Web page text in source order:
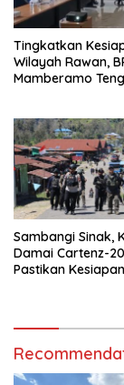
Tingkatkan
Wilayah Rawan,
Mamberamo
Sambangi Sinak,
Damai Cartenz-
Pastikan